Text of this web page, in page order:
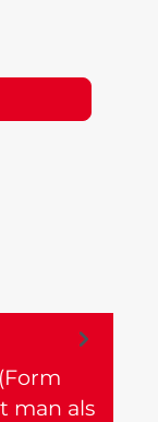
man als